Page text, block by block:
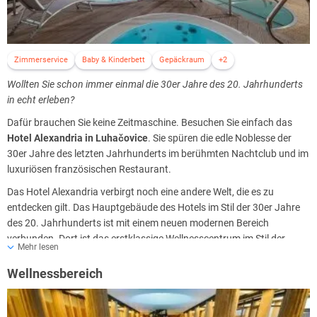
Zimmerservice Baby & Kinderbett Gepäckraum +2
Wollten Sie schon immer einmal die 30er Jahre des 20. Jahrhunderts
in echt erleben?
Dafür brauchen Sie keine Zeitmaschine. Besuchen Sie einfach das
Hotel Alexandria in Luhačovice. Sie spüren die edle Noblesse der
30er Jahre des letzten Jahrhunderts im berühmten Nachtclub und im
luxuriösen französischen Restaurant.
Das Hotel Alexandria verbirgt noch eine andere Welt, die es zu
entdecken gilt. Das Hauptgebäude des Hotels im Stil der 30er Jahre
des 20. Jahrhunderts ist mit einem neuen modernen Bereich
verbunden. Dort ist das erstklassige Wellnesscentrum im Stil der
Sie sind herzlich eingeladen, das Hotel Alexandria zu besuchen. Sie
werden hier dank der Erlebnisgastronomie und der vollkommenen
Entspannung im größten Wellnesscentrum in Luhačovice
Mehr lesen
Wellnessbereich